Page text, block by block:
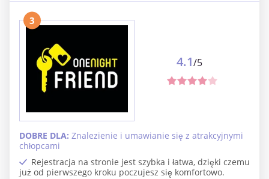
3
Rejestracja na stronie jest szybka i łatwa, dzięki czemu
już od pierwszego kroku poczujesz się komfortowo.
DOBRE DLA: Znalezienie i umawianie się z atrakcyjnymi
chłopcami
4.1/5